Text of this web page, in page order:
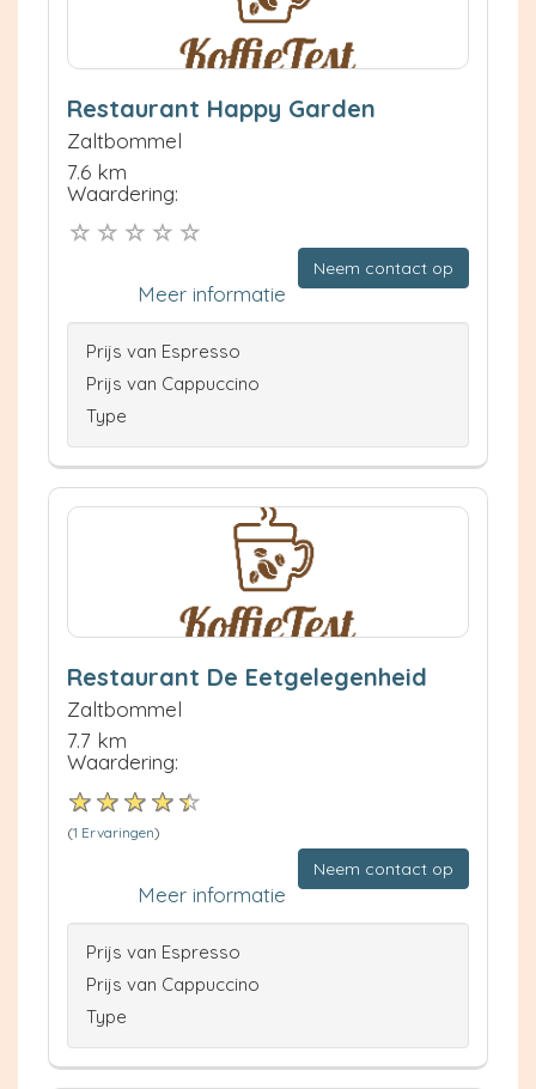
Restaurant Happy Garden
Zaltbommel
7.6 km
Waardering:
Neem contact op
Meer informatie
Prijs van Espresso
Prijs van Cappuccino
Type
Restaurant De Eetgelegenheid
Zaltbommel
7.7 km
Waardering:
(1 Ervaringen)
Neem contact op
Meer informatie
Prijs van Espresso
Prijs van Cappuccino
Type